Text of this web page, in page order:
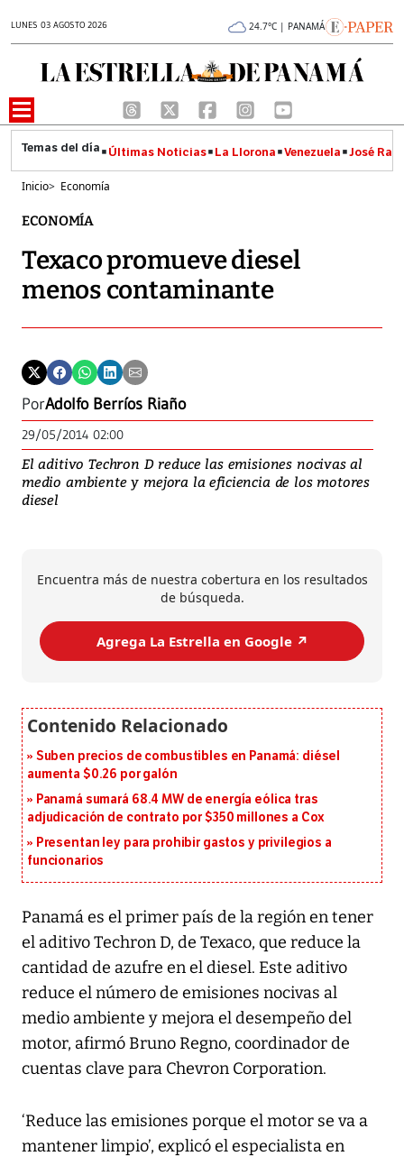
LUNES 03 AGOSTO 2026 24.7°C | PANAMÁ
Últimas Noticias La Llorona Venezuela José
Inicio> Economía
ECONOMÍA
Texaco promueve diesel
menos contaminante
PorAdolfo Berríos Riaño
29/05/2014 02:00
El aditivo Techron D reduce las emisiones nocivas al
medio ambiente y mejora la eficiencia de los motores
diesel
Encuentra más de nuestra cobertura en los resultados
de búsqueda.
Agrega La Estrella en Google ↗️
Suben precios de combustibles en Panamá: diésel
aumenta $0.26 por galón
Panamá sumará 68.4 MW de energía eólica tras
adjudicación de contrato por $350 millones a Cox
Presentan ley para prohibir gastos y privilegios a
funcionarios
Panamá es el primer país de la región en tener
el aditivo Techron D, de Texaco, que reduce la
cantidad de azufre en el diesel. Este aditivo
reduce el número de emisiones nocivas al
medio ambiente y mejora el desempeño del
motor, afirmó Bruno Regno, coordinador de
cuentas clave para Chevron Corporation.
‘Reduce las emisiones porque el motor se va a
mantener limpio’, explicó el especialista en